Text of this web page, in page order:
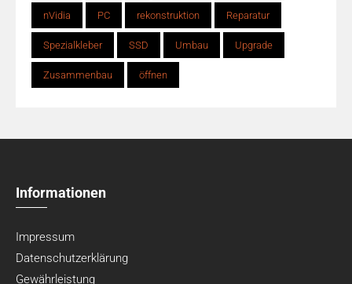
nVidia PC rekonstruktion Reparatur
Spezialkleber SSD Umbau Upgrade
Zusammenbau öffnen
Informationen
Impressum
Datenschutzerklärung
Gewährleistung